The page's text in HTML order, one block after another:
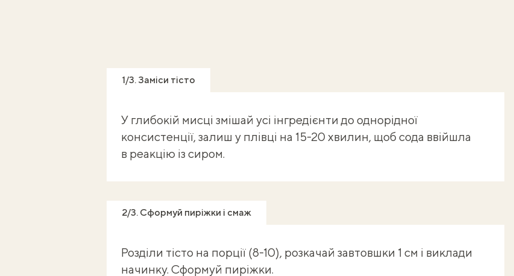
1/3. Заміси тісто
У глибокій мисці змішай усі інгредієнти до однорідної
консистенції, залиш у плівці на 15-20 хвилин, щоб сода ввійшла
в реакцію із сиром.
2/3. Сформуй пиріжки і смаж
Розділи тісто на порції (8-10), розкачай завтовшки 1 см і виклади
начинку. Сформуй пиріжки.